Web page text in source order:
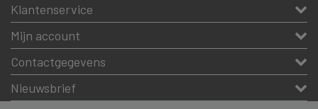
Klantenservice
Mijn account
Contactgegevens
Nieuwsbrief